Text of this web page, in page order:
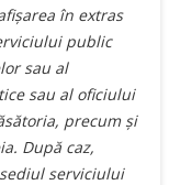
în extras
public
sau al
sau al oficiului
precum şi
După caz,
serviciului